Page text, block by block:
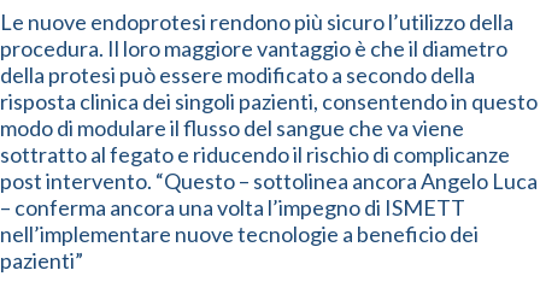
Le nuove endoprotesi rendono più sicuro l’utilizzo della
procedura. Il loro maggiore vantaggio è che il diametro
della protesi può essere modificato a secondo della
risposta clinica dei singoli pazienti, consentendo in questo
modo di modulare il flusso del sangue che va viene
sottratto al fegato e riducendo il rischio di complicanze
post intervento. “Questo – sottolinea ancora Angelo Luca
– conferma ancora una volta l’impegno di ISMETT
nell’implementare nuove tecnologie a beneficio dei
pazienti”